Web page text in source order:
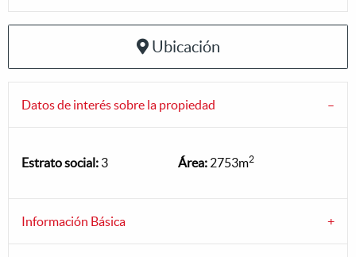
Ubicación
Datos de interés sobre la propiedad
Estrato social: 3 Área: 2753m2
Información Básica